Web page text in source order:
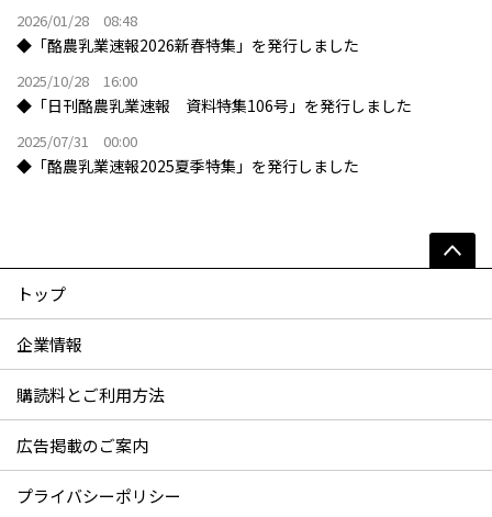
2026/01/28 08:48
◆「酪農乳業速報2026新春特集」を発行しました
2025/10/28 16:00
◆「日刊酪農乳業速報 資料特集106号」を発行しました
2025/07/31 00:00
◆「酪農乳業速報2025夏季特集」を発行しました
トップ
企業情報
購読料とご利用方法
広告掲載のご案内
プライバシーポリシー